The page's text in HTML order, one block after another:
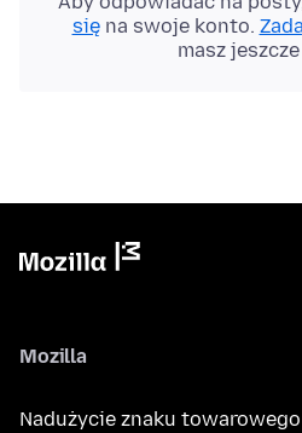
sięna swoje konto.
masz
Mozilla
Nadużycie znaku towarowego